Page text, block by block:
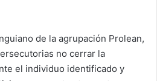
de la agrupación Prolean,
no cerrar la
el individuo identificado y